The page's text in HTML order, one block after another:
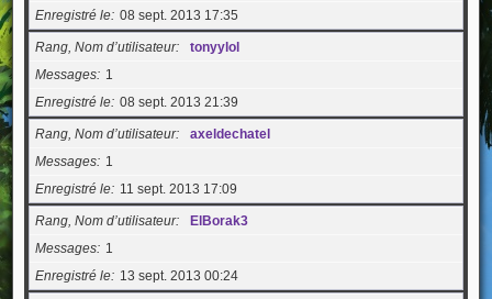
Enregistré le 08 sept. 2013 17:35
Rang, Nom d’utilisateur
tonyylol
Messages
1
Enregistré le 08 sept. 2013 21:39
Rang, Nom d’utilisateur
axeldechatel
Messages
1
Enregistré le
11 sept. 2013 17:09
Rang, Nom d’utilisateur
ElBorak3
Messages
1
Enregistré le
13 sept. 2013 00:24